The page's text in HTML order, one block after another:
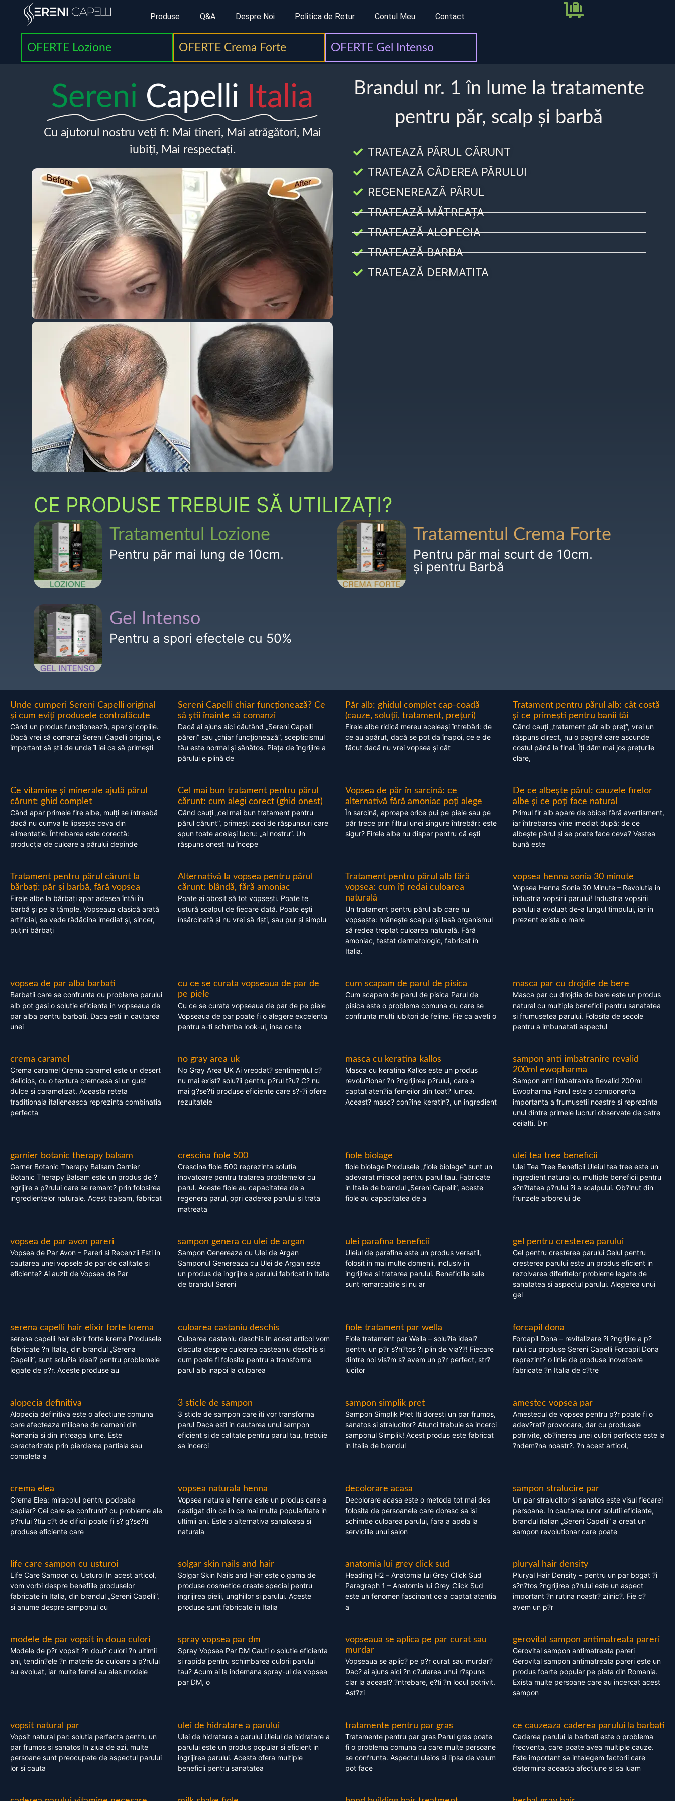
Produse Q&A Despre Noi Politica de Retur Contul Meu Contact
OFERTE Lozione OFERTE Crema Forte OFERTE Gel Intenso
Sereni Capelli Italia
Cu ajutorul nostru veți fi: Mai tineri, Mai atrăgători, Mai
iubiți, Mai respectați.
Brandul nr. 1 în lume la tratamente
pentru păr, scalp și barbă
TRATEAZĂ PĂRUL CĂRUNT
TRATEAZĂ CĂDEREA PĂRULUI
REGENEREAZĂ PĂRUL
TRATEAZĂ MĂTREAȚA
TRATEAZĂ ALOPECIA
TRATEAZĂ BARBA
TRATEAZĂ DERMATITA
CE PRODUSE TREBUIE SĂ UTILIZAȚI?
Tratamentul Lozione
Pentru păr mai lung de 10cm.
Tratamentul Crema Forte
Pentru păr mai scurt de 10cm.
și pentru Barbă
Gel Intenso
Pentru a spori efectele cu 50%
Unde cumperi Sereni Capelli original
și cum eviți produsele contrafăcute
Când un produs funcționează, apar și copiile.
Dacă vrei să comanzi Sereni Capelli original, e
important să știi de unde îl iei ca să primești
Sereni Capelli chiar funcționează? Ce
să știi înainte să comanzi
Dacă ai ajuns aici căutând „Sereni Capelli
păreri” sau „chiar funcționează”, scepticismul
tău este normal și sănătos. Piața de îngrijire a
părului e plină de
Păr alb: ghidul complet cap-coadă
(cauze, soluții, tratament, prețuri)
Firele albe ridică mereu aceleași întrebări: de
ce au apărut, dacă se pot da înapoi, ce e de
făcut dacă nu vrei vopsea și cât
Tratament pentru părul alb: cât costă
și ce primești pentru banii tăi
Când cauți „tratament păr alb preț”, vrei un
răspuns direct, nu o pagină care ascunde
costul până la final. Îți dăm mai jos prețurile
clare,
Ce vitamine și minerale ajută părul
cărunt: ghid complet
Când apar primele fire albe, mulți se întreabă
dacă nu cumva le lipsește ceva din
alimentație. Întrebarea este corectă:
producția de culoare a părului depinde
Cel mai bun tratament pentru părul
cărunt: cum alegi corect (ghid onest)
Când cauți „cel mai bun tratament pentru
părul cărunt”, primești zeci de răspunsuri care
spun toate același lucru: „al nostru”. Un
răspuns onest nu începe
Vopsea de păr în sarcină: ce
alternativă fără amoniac poți alege
În sarcină, aproape orice pui pe piele sau pe
păr trece prin filtrul unei singure întrebări: este
sigur? Firele albe nu dispar pentru că ești
De ce albește părul: cauzele firelor
albe și ce poți face natural
Primul fir alb apare de obicei fără avertisment,
iar întrebarea vine imediat după: de ce
albește părul și se poate face ceva? Vestea
bună este
Tratament pentru părul cărunt la
bărbați: păr și barbă, fără vopsea
Firele albe la bărbați apar adesea întâi în
barbă și pe la tâmple. Vopseaua clasică arată
artificial, se vede rădăcina imediat și, sincer,
puțini bărbați
Alternativă la vopsea pentru părul
cărunt: blândă, fără amoniac
Poate ai obosit să tot vopsești. Poate te
ustură scalpul de fiecare dată. Poate ești
însărcinată și nu vrei să riști, sau pur și simplu
Tratament pentru părul alb fără
vopsea: cum îți redai culoarea
naturală
Un tratament pentru părul alb care nu
vopsește: hrănește scalpul și lasă organismul
să redea treptat culoarea naturală. Fără
amoniac, testat dermatologic, fabricat în
Italia.
vopsea henna sonia 30 minute
Vopsea Henna Sonia 30 Minute – Revolutia in
industria vopsirii parului! Industria vopsirii
parului a evoluat de-a lungul timpului, iar in
prezent exista o mare
vopsea de par alba barbati
Barbatii care se confrunta cu problema parului
alb pot gasi o solutie eficienta in vopseaua de
par alba pentru barbati. Daca esti in cautarea
unei
cu ce se curata vopseaua de par de
pe piele
Cu ce se curata vopseaua de par de pe piele
Vopseaua de par poate fi o alegere excelenta
pentru a-ti schimba look-ul, insa ce te
cum scapam de parul de pisica
Cum scapam de parul de pisica Parul de
pisica este o problema comuna cu care se
confrunta multi iubitori de feline. Fie ca aveti o
masca par cu drojdie de bere
Masca par cu drojdie de bere este un produs
natural cu multiple beneficii pentru sanatatea
si frumusetea parului. Folosita de secole
pentru a imbunatati aspectul
crema caramel
Crema caramel Crema caramel este un desert
delicios, cu o textura cremoasa si un gust
dulce si caramelizat. Aceasta reteta
traditionala italieneasca reprezinta combinatia
perfecta
no gray area uk
No Gray Area UK Ai vreodat? sentimentul c?
nu mai exist? solu?ii pentru p?rul t?u? C? nu
mai g?se?ti produse eficiente care s?-?i ofere
rezultatele
masca cu keratina kallos
Masca cu keratina Kallos este un produs
revolu?ionar ?n ?ngrijirea p?rului, care a
captat aten?ia femeilor din toat? lumea.
Aceast? masc? con?ine keratin?, un ingredient
sampon anti imbatranire revalid
200ml ewopharma
Sampon anti imbatranire Revalid 200ml
Ewopharma Parul este o componenta
importanta a frumusetii noastre si reprezinta
unul dintre primele lucruri observate de catre
ceilalti. Din
garnier botanic therapy balsam
Garner Botanic Therapy Balsam Garnier
Botanic Therapy Balsam este un produs de ?
ngrijire a p?rului care se remarc? prin folosirea
ingredientelor naturale. Acest balsam, fabricat
crescina fiole 500
Crescina fiole 500 reprezinta solutia
inovatoare pentru tratarea problemelor cu
parul. Aceste fiole au capacitatea de a
regenera parul, opri caderea parului si trata
matreata
fiole biolage
fiole biolage Produsele „fiole biolage” sunt un
adevarat miracol pentru parul tau. Fabricate
in Italia de brandul „Sereni Capelli”, aceste
fiole au capacitatea de a
ulei tea tree beneficii
Ulei Tea Tree Beneficii Uleiul tea tree este un
ingredient natural cu multiple beneficii pentru
s?n?tatea p?rului ?i a scalpului. Ob?inut din
frunzele arborelui de
vopsea de par avon pareri
Vopsea de Par Avon – Pareri si Recenzii Esti in
cautarea unei vopsele de par de calitate si
eficiente? Ai auzit de Vopsea de Par
sampon genera cu ulei de argan
Sampon Genereaza cu Ulei de Argan
Samponul Genereaza cu Ulei de Argan este
un produs de ingrijire a parului fabricat in Italia
de brandul Sereni
ulei parafina beneficii
Uleiul de parafina este un produs versatil,
folosit in mai multe domenii, inclusiv in
ingrijirea si tratarea parului. Beneficiile sale
sunt remarcabile si nu ar
gel pentru cresterea parului
Gel pentru cresterea parului Gelul pentru
cresterea parului este un produs eficient in
rezolvarea diferitelor probleme legate de
sanatatea si aspectul parului. Alegerea unui
gel
serena capelli hair elixir forte krema
serena capelli hair elixir forte krema Produsele
fabricate ?n Italia, din brandul „Serena
Capelli”, sunt solu?ia ideal? pentru problemele
legate de p?r. Aceste produse au
culoarea castaniu deschis
Culoarea castaniu deschis In acest articol vom
discuta despre culoarea casteaniu deschis si
cum poate fi folosita pentru a transforma
parul alb inapoi la culoarea
fiole tratament par wella
Fiole tratament par Wella – solu?ia ideal?
pentru un p?r s?n?tos ?i plin de via??! Fiecare
dintre noi vis?m s? avem un p?r perfect, str?
lucitor
forcapil dona
Forcapil Dona – revitalizare ?i ?ngrijire a p?
rului cu produse Sereni Capelli Forcapil Dona
reprezint? o linie de produse inovatoare
fabricate ?n Italia de c?tre
alopecia definitiva
Alopecia definitiva este o afectiune comuna
care afecteaza milioane de oameni din
Romania si din intreaga lume. Este
caracterizata prin pierderea partiala sau
completa a
3 sticle de sampon
3 sticle de sampon care iti vor transforma
parul Daca esti in cautarea unui sampon
eficient si de calitate pentru parul tau, trebuie
sa incerci
sampon simplik pret
Sampon Simplik Pret Iti doresti un par frumos,
sanatos si stralucitor? Atunci trebuie sa incerci
samponul Simplik! Acest produs este fabricat
in Italia de brandul
amestec vopsea par
Amestecul de vopsea pentru p?r poate fi o
adev?rat? provocare, dar cu produsele
potrivite, ob?inerea unei culori perfecte este la
?ndem?na noastr?. ?n acest articol,
crema elea
Crema Elea: miracolul pentru podoaba
capilar? Cei care se confrunt? cu probleme ale
p?rului ?tiu c?t de dificil poate fi s? g?se?ti
produse eficiente care
vopsea naturala henna
Vopsea naturala henna este un produs care a
castigat din ce in ce mai multa popularitate in
ultimii ani. Este o alternativa sanatoasa si
naturala
decolorare acasa
Decolorare acasa este o metoda tot mai des
folosita de persoanele care doresc sa isi
schimbe culoarea parului, fara a apela la
serviciile unui salon
sampon stralucire par
Un par stralucitor si sanatos este visul fiecarei
persoane. In cautarea unor solutii eficiente,
brandul italian „Sereni Capelli” a creat un
sampon revolutionar care poate
life care sampon cu usturoi
Life Care Sampon cu Usturoi In acest articol,
vom vorbi despre benefiile produselor
fabricate in Italia, din brandul „Sereni Capelli”,
si anume despre samponul cu
solgar skin nails and hair
Solgar Skin Nails and Hair este o gama de
produse cosmetice create special pentru
ingrijirea pielii, unghiilor si parului. Aceste
produse sunt fabricate in Italia
anatomia lui grey click sud
Heading H2 – Anatomia lui Grey Click Sud
Paragraph 1 – Anatomia lui Grey Click Sud
este un fenomen fascinant ce a captat atentia
a
pluryal hair density
Pluryal Hair Density – pentru un par bogat ?i
s?n?tos ?ngrijirea p?rului este un aspect
important ?n rutina noastr? zilnic?. Fie c?
avem un p?r
modele de par vopsit in doua culori
Modele de p?r vopsit ?n dou? culori ?n ultimii
ani, tendin?ele ?n materie de culoare a p?rului
au evoluat, iar multe femei au ales modele
spray vopsea par dm
Spray Vopsea Par DM Cauti o solutie eficienta
si rapida pentru schimbarea culorii parului
tau? Acum ai la indemana spray-ul de vopsea
par DM, o
vopseaua se aplica pe par curat sau
murdar
Vopseaua se aplic? pe p?r curat sau murdar?
Dac? ai ajuns aici ?n c?utarea unui r?spuns
clar la aceast? ?ntrebare, e?ti ?n locul potrivit.
Ast?zi
gerovital sampon antimatreata pareri
Gerovital sampon antimatreata pareri
Gerovital sampon antimatreata pareri este un
produs foarte popular pe piata din Romania.
Exista multe persoane care au incercat acest
sampon
vopsit natural par
Vopsit natural par: solutia perfecta pentru un
par frumos si sanatos In ziua de azi, multe
persoane sunt preocupate de aspectul parului
lor si cauta
ulei de hidratare a parului
Ulei de hidratare a parului Uleiul de hidratare a
parului este un produs popular si eficient in
ingrijirea parului. Acesta ofera multiple
beneficii pentru sanatatea
tratamente pentru par gras
Tratamente pentru par gras Parul gras poate
fi o problema comuna cu care multe persoane
se confrunta. Aspectul uleios si lipsa de volum
pot face
ce cauzeaza caderea parului la barbati
Caderea parului la barbati este o problema
frecventa, care poate avea multiple cauze.
Este important sa intelegem factorii care
determina aceasta afectiune si sa luam